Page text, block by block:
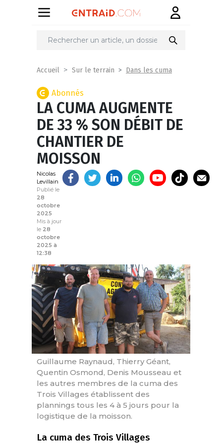
Partager
Accueil Sur le terrain Dans les cuma
Abonnés
LA CUMA AUGMENTE
DE 33 % SON DÉBIT DE
CHANTIER DE
MOISSON
Nicolas
Levillain
Publié le
28
octobre
2025
Mis à jour
le 28
octobre
2025 à
12:38
Guillaume Raynaud, Thierry Géant,
Quentin Osmond, Denis Mousseau et
les autres membres de la cuma des
Trois Villages établissent des
plannings tous les 4 à 5 jours pour la
logistique de la moisson.
La cuma des Trois Villages